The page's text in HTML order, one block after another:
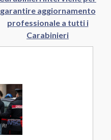
garantire aggiornamento
professionale a tutti i
Carabinieri